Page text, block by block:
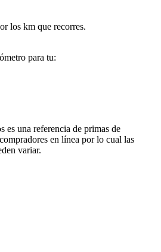
los km que recorres.
para tu:
es una referencia de primas de
en línea por lo cual las
variar.